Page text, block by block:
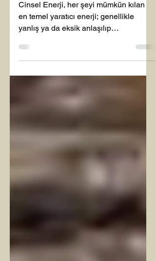
Spiritüalizm
CİNSEL ENERJİ: BÖLÜM 1
en temel yaratıcı enerji; genellikle
yanlış ya da eksik anlaşılıp
kullandıklarımızdan... Tüm varoluş...